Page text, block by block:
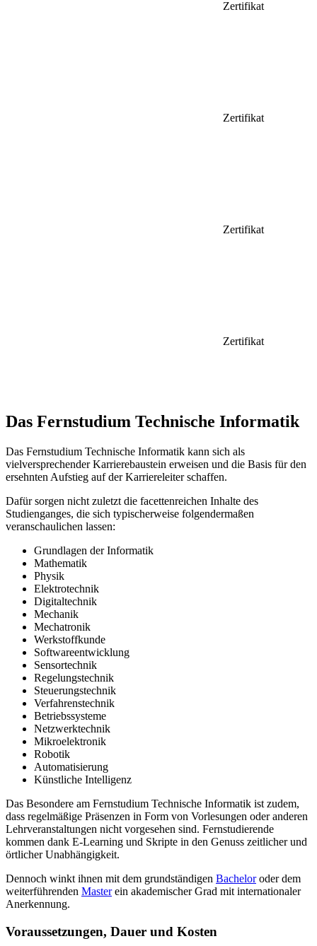
Zertifikat
Zertifikat
Zertifikat
Zertifikat
Das Fernstudium Technische Informatik
Das Fernstudium Technische Informatik kann sich als
vielversprechender Karrierebaustein erweisen und die Basis für den
ersehnten Aufstieg auf der Karriereleiter schaffen.
Dafür sorgen nicht zuletzt die facettenreichen Inhalte des
Studienganges, die sich typischerweise folgendermaßen
veranschaulichen lassen:
Grundlagen der Informatik
Mathematik
Physik
Elektrotechnik
Digitaltechnik
Mechanik
Mechatronik
Werkstoffkunde
Softwareentwicklung
Sensortechnik
Regelungstechnik
Steuerungstechnik
Verfahrenstechnik
Betriebssysteme
Netzwerktechnik
Mikroelektronik
Robotik
Automatisierung
Künstliche Intelligenz
Das Besondere am Fernstudium Technische Informatik ist zudem,
dass regelmäßige Präsenzen in Form von Vorlesungen oder anderen
Lehrveranstaltungen nicht vorgesehen sind. Fernstudierende
kommen dank E-Learning und Skripte in den Genuss zeitlicher und
örtlicher Unabhängigkeit.
Dennoch winkt ihnen mit dem grundständigen Bacheloroder dem
weiterführenden Masterein akademischer Grad mit internationaler
Anerkennung.
Voraussetzungen, Dauer und Kosten